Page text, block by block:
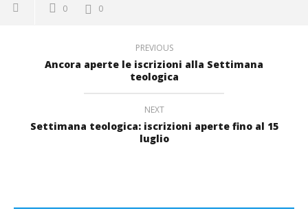
0 0
PREVIOUS
Ancora aperte le iscrizioni alla Settimana
teologica
NEXT
Settimana teologica: iscrizioni aperte fino al 15
luglio